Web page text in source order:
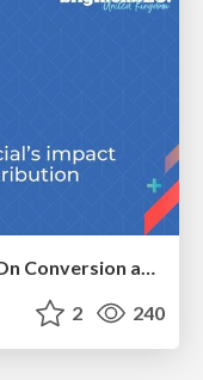
Measuring Dark Social's Impact On Conversion and Attribution
2 240